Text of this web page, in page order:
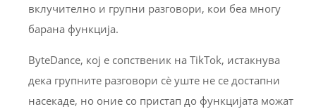
вклучително и групни разговори, кои беа многу
барана функција.
ByteDance, кој е сопственик на TikTok, истакнува
дека групните разговори сè уште не се достапни
насекаде, но оние со пристап до функцијата можат